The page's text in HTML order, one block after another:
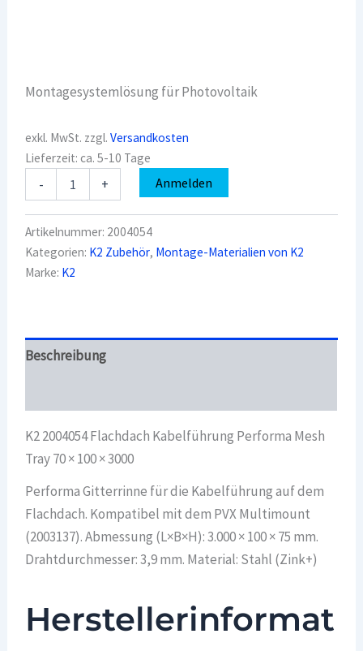
Montagesystemlösung für Photovoltaik
exkl. MwSt. zzgl.Versandkosten
Lieferzeit:ca. 5-10 Tage
-
2004054
Kabelführung
Performa
Mesh
Tray
×
3000
+ Anmelden
Artikelnummer: 2004054
Kategorien: K2 Zubehör, Montage-Materialien von K2
Marke: K2
Beschreibung
K2 2004054 Flachdach Kabelführung Performa Mesh
Tray 70 × 100 × 3000
Performa Gitterrinne für die Kabelführung auf dem
Flachdach. Kompatibel mit dem PVX Multimount
(2003137). Abmessung (L×B×H): 3.000 × 100 × 75 mm.
Drahtdurchmesser: 3,9 mm. Material: Stahl (Zink+)
Herstellerinformat